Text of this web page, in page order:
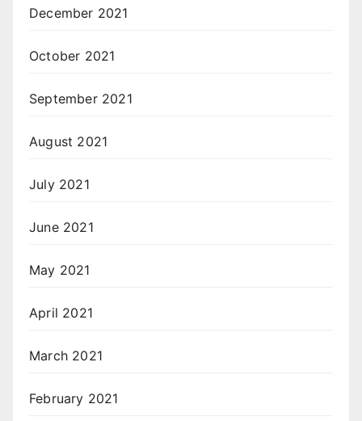
December 2021
October 2021
September 2021
August 2021
July 2021
June 2021
May 2021
April 2021
March 2021
February 2021